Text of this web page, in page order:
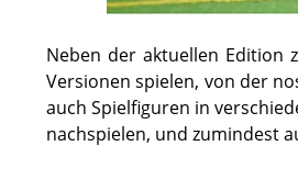
Neben der aktuellen Edition
Versionen spielen, von der
auch Spielfiguren in
nachspielen, und zumindest